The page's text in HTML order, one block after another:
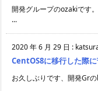
開発グループのozakiです
...
2020 年 6 月 29 日 :
CentOS8に移行した際
お久しぶりです、開発Gr